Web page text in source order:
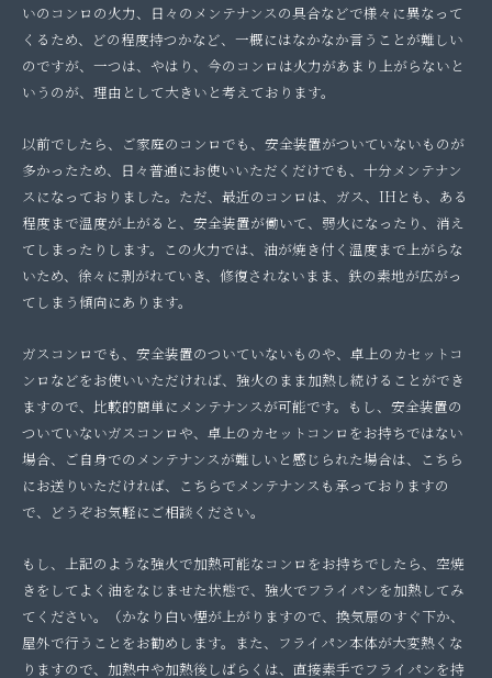
いのコンロの火力、日々のメンテナンスの具合などで様々に異なって
くるため、どの程度持つかなど、一概にはなかなか言うことが難しい
のですが、一つは、やはり、今のコンロは火力があまり上がらないと
いうのが、理由として大きいと考えております。
以前でしたら、ご家庭のコンロでも、安全装置がついていないものが
多かったため、日々普通にお使いいただくだけでも、十分メンテナン
スになっておりました。ただ、最近のコンロは、ガス、IHとも、ある
程度まで温度が上がると、安全装置が働いて、弱火になったり、消え
てしまったりします。この火力では、油が焼き付く温度まで上がらな
いため、徐々に剥がれていき、修復されないまま、鉄の素地が広がっ
てしまう傾向にあります。
ガスコンロでも、安全装置のついていないものや、卓上のカセットコ
ンロなどをお使いいただければ、強火のまま加熱し続けることができ
ますので、比較的簡単にメンテナンスが可能です。もし、安全装置の
ついていないガスコンロや、卓上のカセットコンロをお持ちではない
場合、ご自身でのメンテナンスが難しいと感じられた場合は、こちら
にお送りいただければ、こちらでメンテナンスも承っておりますの
で、どうぞお気軽にご相談ください。
もし、上記のような強火で加熱可能なコンロをお持ちでしたら、空焼
きをしてよく油をなじませた状態で、強火でフライパンを加熱してみ
てください。（かなり白い煙が上がりますので、換気扇のすぐ下か、
屋外で行うことをお勧めします。また、フライパン本体が大変熱くな
りますので、加熱中や加熱後しばらくは、直接素手でフライパンを持